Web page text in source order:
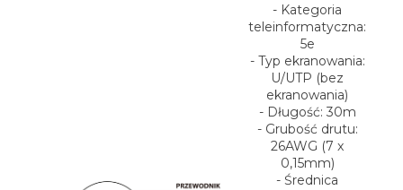
- Kategoria
teleinformatyczna:
5e
- Typ ekranowania:
U/UTP (bez
ekranowania)
- Długość: 30m
- Grubość drutu:
26AWG (7 x
0,15mm)
- Średnica